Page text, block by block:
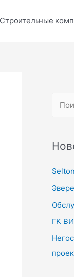
Строительные
с
:
ГК